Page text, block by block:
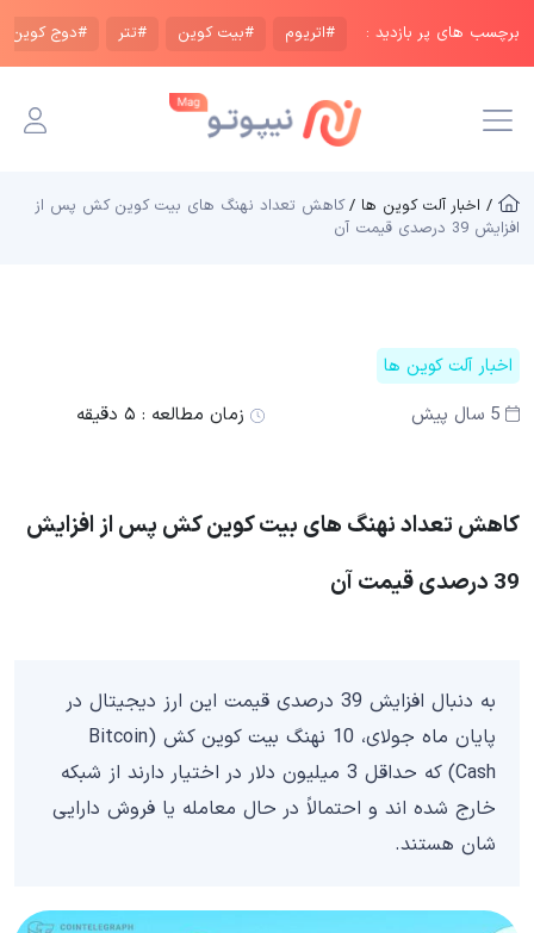
برچسب های پر بازدید : #اتریوم #بیت کوین #تتر #دوج کوین
/ اخبار آلت کوین ها /کاهش تعداد نهنگ های بیت کوین کش پس از
افزایش 39 درصدی قیمت آن
اخبار آلت کوین ها
5 سال پیش
زمان مطالعه : ۵ دقیقه
کاهش تعداد نهنگ های بیت کوین کش پس از افزایش
39 درصدی قیمت آن
به دنبال افزایش 39 درصدی قیمت این ارز دیجیتال در
پایان ماه جولای، 10 نهنگ بیت کوین کش (Bitcoin
Cash) که حداقل 3 میلیون دلار در اختیار دارند از شبکه
خارج شده اند و احتمالاً در حال معامله یا فروش دارایی
شان هستند.